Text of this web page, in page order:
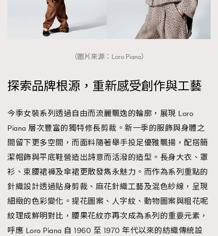
（圖片來源：Loro Piana）
探索品牌根源，重新感受創作與工藝
今季女裝系列透過自由而流麗飄逸的輪廓，展現 Loro
Piana 層次豐富的獨特修長剪裁。新一季的服飾與身體之
間留下更多空間，而面料隨著舉手投足優雅飄揚，配搭簡
潔帽飾與平底鞋營造出詩意而活潑的造型。長身大衣、罩
衫、束腰裙褲及傘裙更散發雋永魅力。而作為系列重點的
針織設計透過貼身剪裁、麻花針織工藝及混色紗線，呈現
細緻的色彩變化。提花圖案、人字紋、動物圖案與粗花呢
紋理成鮮明對比，腰果花紋亦再次成為系列的重要元素，
呼應 Loro Piana 自 1960 至 1970 年代以來的紡織傳統設